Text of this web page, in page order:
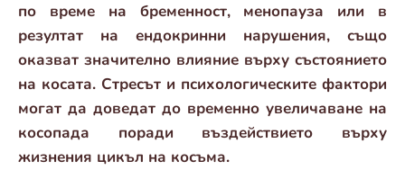
по време на бременност, менопауза или в
резултат на ендокринни нарушения, също
оказват значително влияние върху състоянието
на косата. Стресът и психологическите фактори
могат да доведат до временно увеличаване на
косопада поради въздействието върху
жизнения цикъл на косъма.